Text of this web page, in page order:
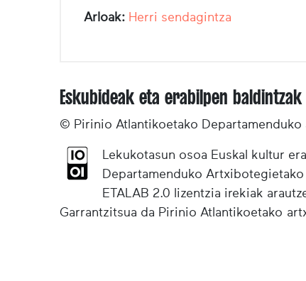
Arloak: Herri sendagintza
Eskubideak eta erabilpen baldintzak
© Pirinio Atlantikoetako Departamenduko
Lekukotasun osoa Euskal kultur
Departamenduko
ETALAB 2.0 lizentzia irekiak
Garrantzitsua da Pirinio Atlantikoetako